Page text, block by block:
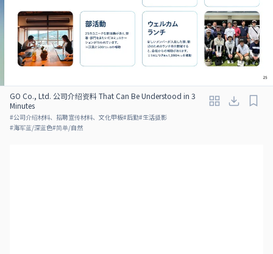
GO Co., Ltd. 公司介绍资料 That Can Be Understood in 3
Minutes
#公司介绍材料、招聘宣传材料、文化甲板#后勤#生活摄影
#海军蓝/深蓝色#简单/自然